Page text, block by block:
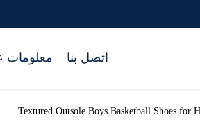
معلومات اتصل بنا
Textured Outsole Boys Basketball Shoes for